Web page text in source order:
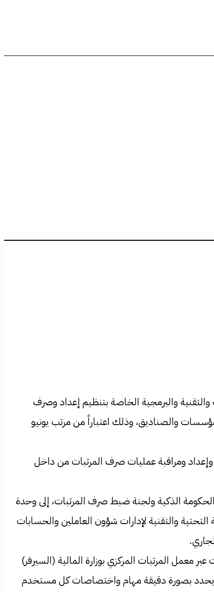
والتقنية والبرمجية الخاصة بتنظيم إعداد وصرف
والصناديق، وذلك اعتباراً من مرتب يونيو
وإعداد ومراقبة عمليات صرف المرتبات من داخل
الذكية ولجنة ضبط صرف المرتبات، إلى وحدة
والتقنية لإدارات شؤون العاملين والحسابات
معمل المرتبات المركزي بوزارة المالية (السيرفر)
يحدد بصورة دقيقة مهام واختصاصات كل مستخدم